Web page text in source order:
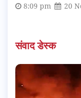
8:09 pm 20
संवाद डेस्क